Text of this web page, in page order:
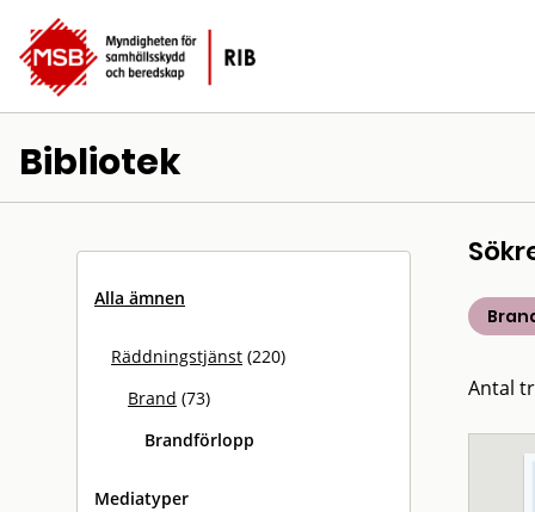
Bibliotek
Alla ämnen
Räddningstjänst (220)
Brand (73)
Brandförlopp
Mediatyper
Antal